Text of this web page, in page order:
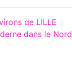
de LILLE
dans le Nord